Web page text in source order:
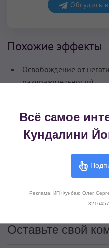
Обсудить
Похожие эффекты
Освобождение от
раздражительности)
Здесь не
Оставьте свой
Всё самое
Кундалини
Реклама: ИП Фунбаю Олег